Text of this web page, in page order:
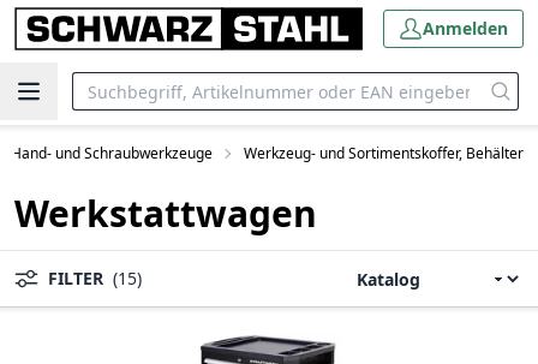
Anmelden
Hand- und Schraubwerkzeuge Werkzeug- und Sortimentskoffer, Behälter
Werkstattwagen
FILTER (15)